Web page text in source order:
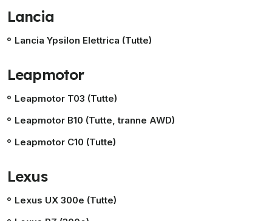
Lancia
Lancia Ypsilon Elettrica (Tutte)
Leapmotor
Leapmotor T03 (Tutte)
Leapmotor B10 (Tutte, tranne AWD)
Leapmotor C10 (Tutte)
Lexus
Lexus UX 300e (Tutte)